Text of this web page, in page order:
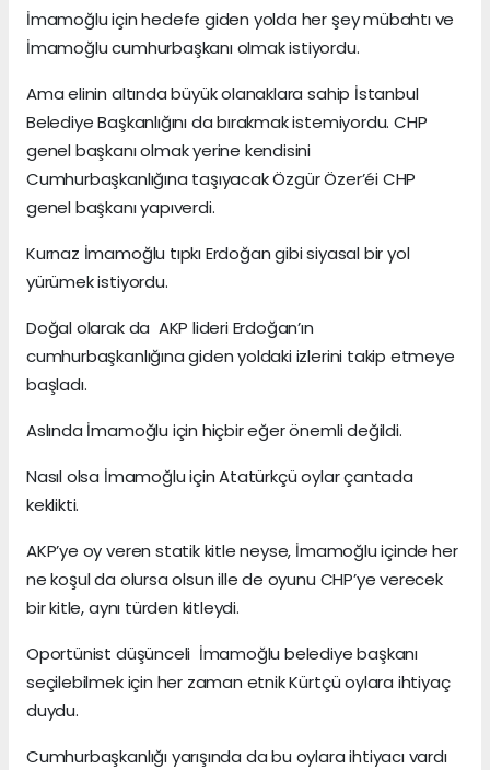
İmamoğlu için hedefe giden yolda her şey mübahtı ve
İmamoğlu cumhurbaşkanı olmak istiyordu.
Ama elinin altında büyük olanaklara sahip İstanbul
Belediye Başkanlığını da bırakmak istemiyordu. CHP
genel başkanı olmak yerine kendisini
Cumhurbaşkanlığına taşıyacak Özgür Özer’éi CHP
genel başkanı yapıverdi.
Kurnaz İmamoğlu tıpkı Erdoğan gibi siyasal bir yol
yürümek istiyordu.
Doğal olarak da AKP lideri Erdoğan’ın
cumhurbaşkanlığına giden yoldaki izlerini takip etmeye
başladı.
Aslında İmamoğlu için hiçbir eğer önemli değildi.
Nasıl olsa İmamoğlu için Atatürkçü oylar çantada
keklikti.
AKP’ye oy veren statik kitle neyse, İmamoğlu içinde her
ne koşul da olursa olsun ille de oyunu CHP’ye verecek
bir kitle, aynı türden kitleydi.
Oportünist düşünceli İmamoğlu belediye başkanı
seçilebilmek için her zaman etnik Kürtçü oylara ihtiyaç
duydu.
Cumhurbaşkanlığı yarışında da bu oylara ihtiyacı vardı